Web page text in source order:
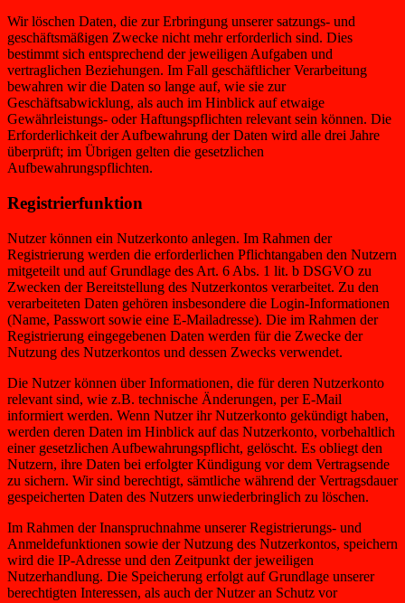
Wir löschen Daten, die zur Erbringung unserer satzungs- und
geschäftsmäßigen Zwecke nicht mehr erforderlich sind. Dies
bestimmt sich entsprechend der jeweiligen Aufgaben und
vertraglichen Beziehungen. Im Fall geschäftlicher Verarbeitung
bewahren wir die Daten so lange auf, wie sie zur
Geschäftsabwicklung, als auch im Hinblick auf etwaige
Gewährleistungs- oder Haftungspflichten relevant sein können. Die
Erforderlichkeit der Aufbewahrung der Daten wird alle drei Jahre
überprüft; im Übrigen gelten die gesetzlichen
Aufbewahrungspflichten.
Registrierfunktion
Nutzer können ein Nutzerkonto anlegen. Im Rahmen der
Registrierung werden die erforderlichen Pflichtangaben den Nutzern
mitgeteilt und auf Grundlage des Art. 6 Abs. 1 lit. b DSGVO zu
Zwecken der Bereitstellung des Nutzerkontos verarbeitet. Zu den
verarbeiteten Daten gehören insbesondere die Login-Informationen
(Name, Passwort sowie eine E-Mailadresse). Die im Rahmen der
Registrierung eingegebenen Daten werden für die Zwecke der
Nutzung des Nutzerkontos und dessen Zwecks verwendet.
Die Nutzer können über Informationen, die für deren Nutzerkonto
relevant sind, wie z.B. technische Änderungen, per E-Mail
informiert werden. Wenn Nutzer ihr Nutzerkonto gekündigt haben,
werden deren Daten im Hinblick auf das Nutzerkonto, vorbehaltlich
einer gesetzlichen Aufbewahrungspflicht, gelöscht. Es obliegt den
Nutzern, ihre Daten bei erfolgter Kündigung vor dem Vertragsende
zu sichern. Wir sind berechtigt, sämtliche während der Vertragsdauer
gespeicherten Daten des Nutzers unwiederbringlich zu löschen.
Im Rahmen der Inanspruchnahme unserer Registrierungs- und
Anmeldefunktionen sowie der Nutzung des Nutzerkontos, speichern
wird die IP-Adresse und den Zeitpunkt der jeweiligen
Nutzerhandlung. Die Speicherung erfolgt auf Grundlage unserer
berechtigten Interessen, als auch der Nutzer an Schutz vor